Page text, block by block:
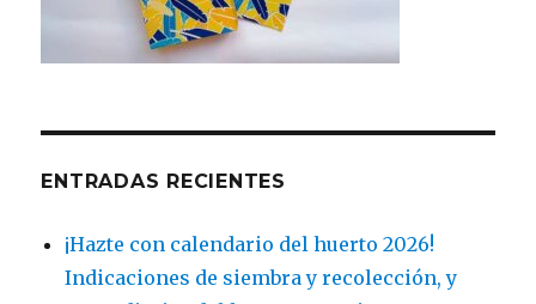
ENTRADAS RECIENTES
¡Hazte con calendario del huerto 2026!
Indicaciones de siembra y recolección, y